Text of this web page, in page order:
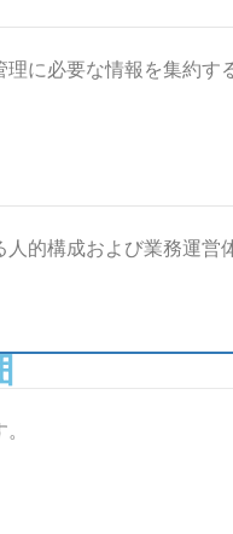
に必要な情報を集約
的構成および業務運